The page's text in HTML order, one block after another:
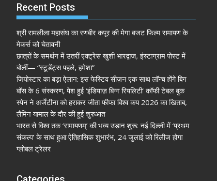
Recent Posts
श्री रामलीला महासंघ का रणबीर कपूर की मेगा बजट फिल्म रामायण के
मेकर्स को चेतावनी
छात्रों के समर्थन में उतरीं एक्ट्रेस खुशी भारद्वाज, इंस्टाग्राम पोस्ट में
बोलीं— “स्टूडेंट्स पहले, हमेशा”
जियोस्टार का बड़ा ऐलान: इस फेस्टिव सीज़न एक साथ लॉन्च होंगे बिग
बॉस के 6 संस्करण, पेश हुई ‘इंडियाज़ बिग्ग रियलिटी’ कॉफी टेबल बुक
स्पेन ने अर्जेंटीना को हराकर जीता फीफा विश्व कप 2026 का खिताब,
लैमिन यामाल के दौर की हुई शुरुआत
भारत से विश्व तक ‘रामायणम्’ की भव्य उड़ान शुरू: नई दिल्ली में ‘प्रथम
संकल्प’ के साथ हुआ ऐतिहासिक शुभारंभ, 24 जुलाई को रिलीज होगा
ग्लोबल ट्रेलर